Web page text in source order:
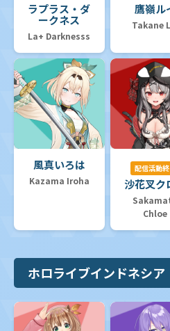
ラプラス・ダ
ークネス
La+ Darknesss
鷹嶺ル
Takane
風真いろは
Kazama Iroha
配信活動
沙花叉ク
Chloe
ホロライブインドネシア